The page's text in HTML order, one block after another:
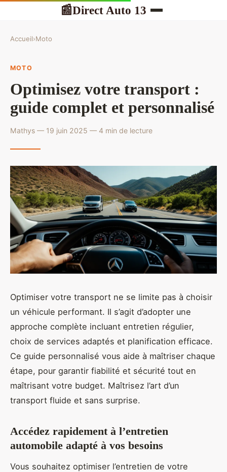
📰Direct Auto 13
Accueil›Moto
MOTO
Optimisez votre transport :
guide complet et personnalisé
Mathys — 19 juin 2025 — 4 min de lecture
Optimiser votre transport ne se limite pas à choisir
un véhicule performant. Il s’agit d’adopter une
approche complète incluant entretien régulier,
choix de services adaptés et planification efficace.
Ce guide personnalisé vous aide à maîtriser chaque
étape, pour garantir fiabilité et sécurité tout en
maîtrisant votre budget. Maîtrisez l’art d’un
transport fluide et sans surprise.
Accédez rapidement à l’entretien
automobile adapté à vos besoins
Vous souhaitez optimiser l’entretien de votre